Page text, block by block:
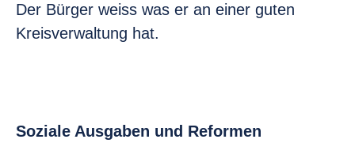
Der Bürger weiss was er an einer guten
Kreisverwaltung hat.
Soziale Ausgaben und Reformen